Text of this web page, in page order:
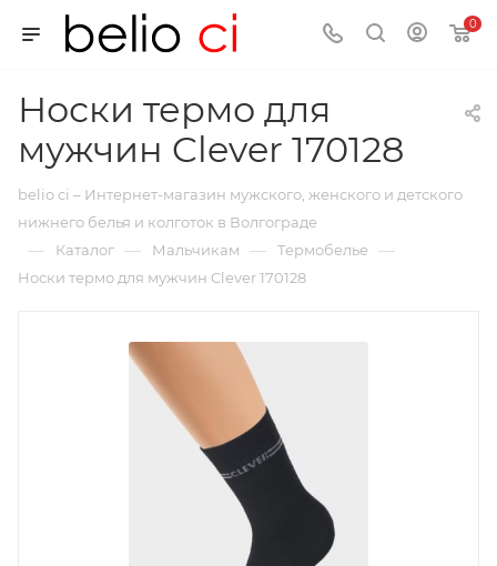
0
Носки термо для
мужчин Clever 170128
belio ci – Интернет-магазин мужского, женского и детского
нижнего белья и колготок в Волгограде
— Каталог — Мальчикам — Термобелье —
Носки термо для мужчин Clever 170128